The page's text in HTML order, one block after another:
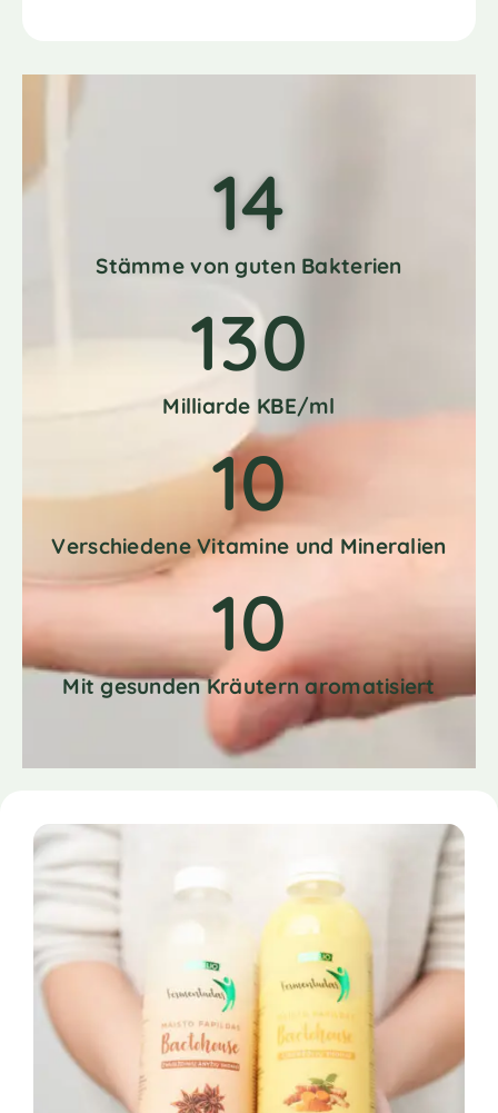
Stämme von guten Bakterien
14
Milliarde KBE/ml
130
Verschiedene Vitamine und Mineralien
10
Mit gesunden Kräutern aromatisiert
10